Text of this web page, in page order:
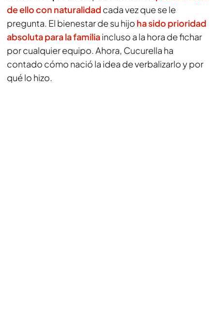
de ello con naturalidad cada vez que se le
pregunta. El bienestar de su hijo ha sido prioridad
absoluta para la familiaincluso a la hora de fichar
por cualquier equipo. Ahora, Cucurella ha
contado cómo nació la idea de verbalizarlo y por
qué lo hizo.